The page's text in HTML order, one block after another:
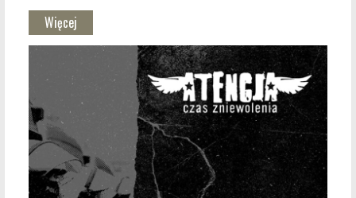
Więcej